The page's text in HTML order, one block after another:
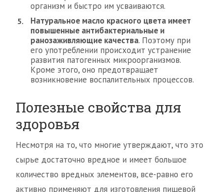
организм и быстро им усваиваются.
Натуральное масло красного цвета имеет
повышенные антибактериальные и
ранозаживляющие качества. Поэтому при
его употреблении происходит устранение
развития патогенных микроорганизмов.
Кроме этого, оно предотвращает
возникновение воспалительных процессов.
Полезные свойства для
здоровья
Несмотря на то, что многие утверждают, что это
сырье достаточно вредное и имеет большое
количество вредных элементов, все-равно его
активно применяют для изготовления пищевой